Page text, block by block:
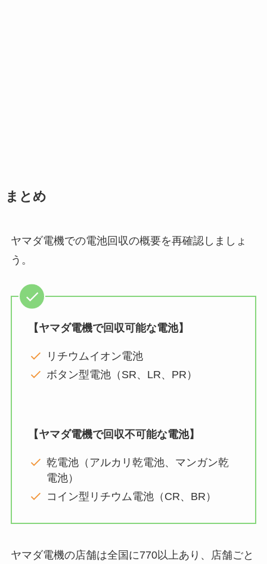
まとめ
ヤマダ電機での電池回収の概要を再確認しましょ
う。
【ヤマダ電機で回収可能な電池】
リチウムイオン電池
ボタン型電池（SR、LR、PR）
【ヤマダ電機で回収不可能な電池】
乾電池（アルカリ乾電池、マンガン乾
電池）
コイン型リチウム電池（CR、BR）
ヤマダ電機の店舗は全国に770以上あり、店舗ごと